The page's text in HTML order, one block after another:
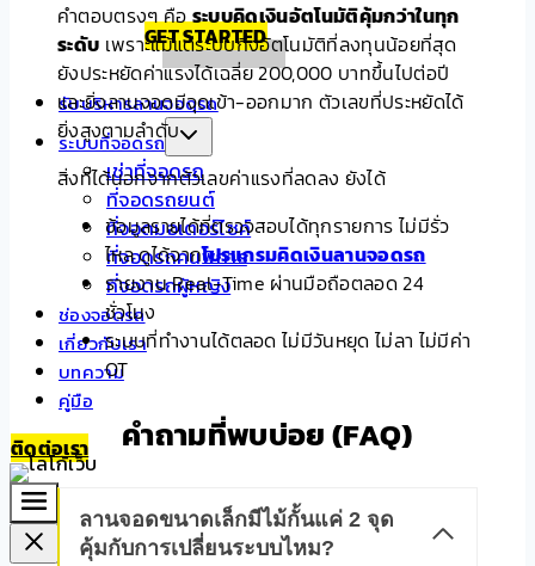
GET STARTED
รับบริหารลานจอดรถ
ระบบที่จอดรถ
เช่าที่จอดรถ
ที่จอดรถยนต์
ที่จอดมอเตอร์ไซค์
ที่จอดรถคนพิการ
ที่จอดรถผู้หญิง
ช่องจอดรถ
เกี่ยวกับเรา
บทความ
คู่มือ
ติดต่อเรา
คำตอบตรงๆ คือระบบคิดเงินอัตโนมัติคุ้มกว่าในทุก
ระดับ เพราะแม้แต่ระบบกึ่งอัตโนมัติที่ลงทุนน้อยที่สุด
ยังประหยัดค่าแรงได้เฉลี่ย 200,000 บาทขึ้นไปต่อปี
และยิ่งลานจอดมีจุดเข้า-ออกมาก ตัวเลขที่ประหยัดได้
ยิ่งสูงตามลำดับ
สิ่งที่ได้นอกจากตัวเลขค่าแรงที่ลดลง ยังได้
ข้อมูลรายได้ที่ตรวจสอบได้ทุกรายการ ไม่มีรั่ว
ไหล ดูได้จากโปรแกรมคิดเงินลานจอดรถ
รายงาน Real-Time ผ่านมือถือตลอด 24
ชั่วโมง
ระบบที่ทำงานได้ตลอด ไม่มีวันหยุด ไม่ลา ไม่มีค่า
OT
คำถามที่พบบ่อย (FAQ)
ลานจอดขนาดเล็กมีไม้กั้นแค่ 2 จุด
คุ้มกับการเปลี่ยนระบบไหม?